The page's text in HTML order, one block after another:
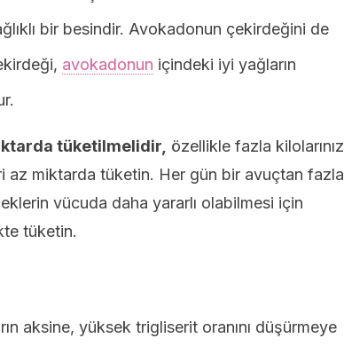
bir besindir. Avokadonun çekirdeğini de
avokadonun içindeki iyi yağların
tüketilmelidir, özellikle fazla kilolarınız
az miktarda tüketin. Her gün bir avuçtan fazla
vücuda daha yararlı olabilmesi için
tüketin.
aksine, yüksek trigliserit oranını düşürmeye